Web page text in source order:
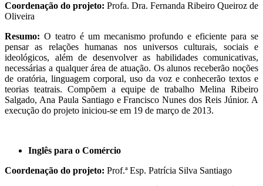
Coordenação do projeto: Profa. Dra. Fernanda Ribeiro Queiroz de
Oliveira
Resumo: O teatro é um mecanismo profundo e eficiente para se
pensar as relações humanas nos universos culturais, sociais e
ideológicos, além de desenvolver as habilidades comunicativas,
necessárias a qualquer área de atuação. Os alunos receberão noções
de oratória, linguagem corporal, uso da voz e conhecerão textos e
teorias teatrais. Compõem a equipe de trabalho Melina Ribeiro
Salgado, Ana Paula Santiago e Francisco Nunes dos Reis Júnior. A
execução do projeto iniciou-se em 19 de março de 2013.
Inglês para o Comércio
Coordenação do projeto: Prof.ª Esp. Patrícia Silva Santiago